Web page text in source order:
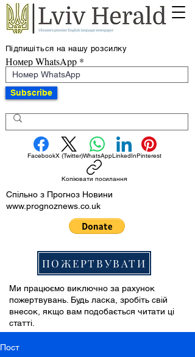
Підпишіться на нашу розсилку
Номер WhatsApp
Subscribe
FacebookX (Twitter)WhatsAppLinkedInPinterest
Копіювати посилання
Спільно з Прогноз Новини
www.prognoznews.co.uk
ПОЖЕРТВУВАТИ
Ми працюємо виключно за рахунок
пожертвувань. Будь ласка, зробіть свій
внесок, якщо вам подобається читати ці
статті.
Пост